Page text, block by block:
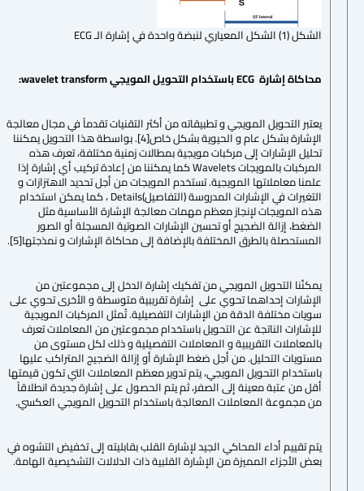
الشكل (1) الشكل المعياري لنبضة واحدة في إشارة الـ ECG
محاكاة إشارة ECGباستخدام التحويل المويجيwavelet transform
:
يعتبر التحويل المويجي و تطبيقاته من أكثر التقنيات تقدماً في مجال معالجة
الإشارة بشكل عام و الحيوية بشكل خاص[4]. بواسطة هذا التحويل يمكننا
تحليل الإشارات إلى مركبات مويجية بمطالات زمنية مختلفة، تعرف هذه
المركبات بالمويجات Wavelets كما يمكننا من إعادة تركيب أي إشارة إذا
علمنا معاملاتها المويجية. تستخدم المويجات من أجل تحديد الاهتزازات و
التغيرات في الإشارات المدروسة (التفاصيل)Details ، كما يمكن استخدام
هذه المويجات لإنجاز معظم مهمات معالجة الإشارة الأساسية مثل
الضغط، إزالة الضجيج أو تحسين الإشارات الصوتية المسجلة أو الصور
المستحصلة بالطرق المختلفة بالإضافة إلى محاكاة الإشارات و نمذجتها[5].
يمكنّنا التحويل المويجي من تفكيك إشارة الدخل إلى مجموعتين من
الإشارات إحداهما تحوي على إشارة تقريبية متوسطة و الأخرى تحوي على
سويات مختلفة الدقة من الإشارات التفصيلية. تُمثل المركبات المويجية
للإشارات الناتجة عن التحويل باستخدام مجموعتين من المعاملات تعرف
بالمعاملات التقريبية و المعاملات التفصيلية و ذلك لكل مستوى من
مستويات التحليل. من أجل ضغط الإشارة أو إزالة الضجيج المتراكب عليها
باستخدام التحويل المويجي، يتم تدوير معظم المعاملات التي تكون قيمتها
أقل من عتبة معينة إلى الصفر، ثم يتم الحصول على إشارة جديدة انطلاقاً
من مجموعة المعاملات المعالجة باستخدام التحويل المويجي العكسي.
يتم تقييم أداء المحاكي الجيد لإشارة القلب بقابليته إلى تخفيض التشوه في
بعض الأجزاء المميزة من الإشارة القلبية ذات الدلالات التشخيصية الهامة.